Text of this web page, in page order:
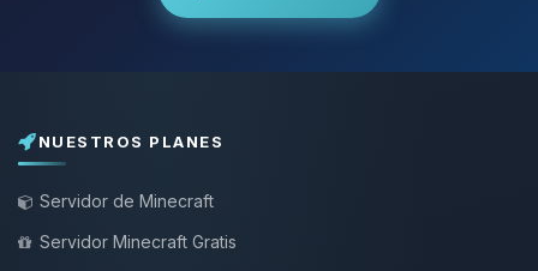
NUESTROS PLANES
Servidor de Minecraft
Servidor Minecraft Gratis